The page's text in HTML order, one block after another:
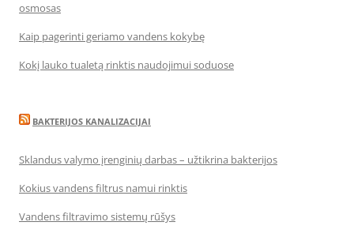
osmosas
Kaip pagerinti geriamo vandens kokybę
Kokį lauko tualetą rinktis naudojimui soduose
BAKTERIJOS KANALIZACIJAI
Sklandus valymo įrenginių darbas – užtikrina bakterijos
Kokius vandens filtrus namui rinktis
Vandens filtravimo sistemų rūšys